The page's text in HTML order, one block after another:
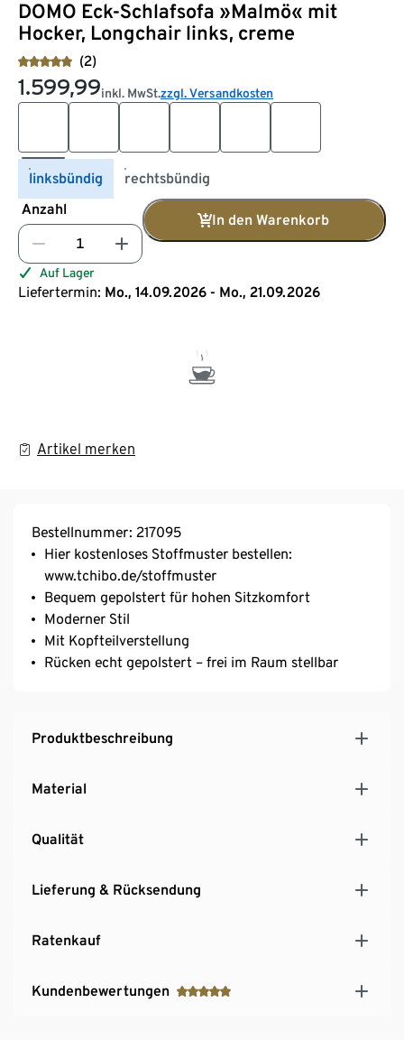
DOMO Eck-Schlafsofa »Malmö« mit
Hocker, Longchair links, creme
(2)
1.599,99inkl. MwSt.zzgl. Versandkosten
linksbündig
rechtsbündig
Anzahl
In den Warenkorb
Auf Lager
Liefertermin: Mo., 14.09.2026 - Mo., 21.09.2026
Artikel merken
Bestellnummer: 217095
Hier kostenloses Stoffmuster bestellen:
www.tchibo.de/stoffmuster
Bequem gepolstert für hohen Sitzkomfort
Moderner Stil
Mit Kopfteilverstellung
Rücken echt gepolstert – frei im Raum stellbar
Produktbeschreibung
Material
Qualität
Lieferung & Rücksendung
Ratenkauf
Kundenbewertungen